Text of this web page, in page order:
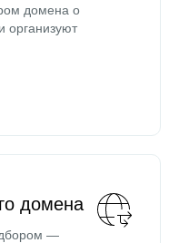
домена о
организуют
домена
—